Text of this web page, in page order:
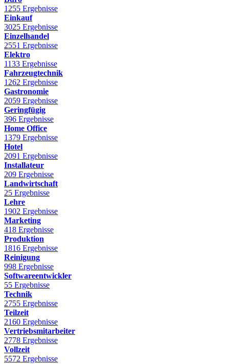
1255 Ergebnisse
Einkauf
3025 Ergebnisse
Einzelhandel
2551 Ergebnisse
Elektro
1133 Ergebnisse
Fahrzeugtechnik
1262 Ergebnisse
Gastronomie
2059 Ergebnisse
Geringfügig
396 Ergebnisse
Home Office
1379 Ergebnisse
Hotel
2091 Ergebnisse
Installateur
209 Ergebnisse
Landwirtschaft
25 Ergebnisse
Lehre
1902 Ergebnisse
Marketing
418 Ergebnisse
Produktion
1816 Ergebnisse
Reinigung
998 Ergebnisse
Softwareentwickler
55 Ergebnisse
Technik
2755 Ergebnisse
Teilzeit
2160 Ergebnisse
Vertriebsmitarbeiter
2778 Ergebnisse
Vollzeit
5572 Ergebnisse